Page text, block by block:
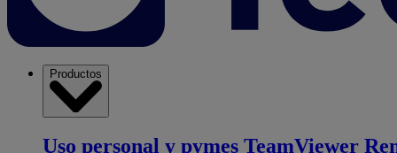
Productos
Uso personal y pymes TeamViewer